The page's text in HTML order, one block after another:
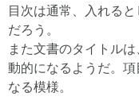
目次は通常、入れる
だろう。
また文書のタイトル
動的になるようだ。
なる模様。